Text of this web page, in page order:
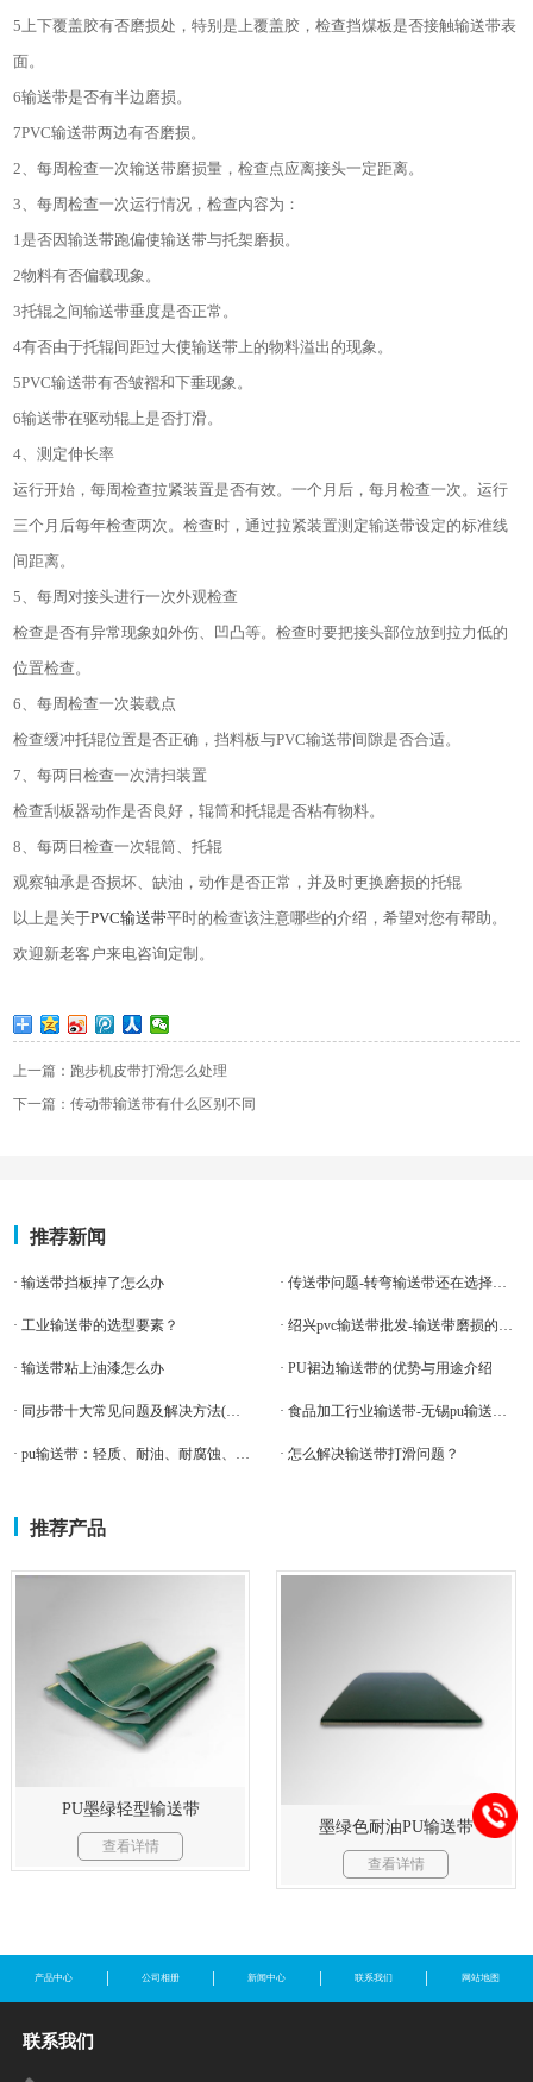
5 上下覆盖胶有否磨损处，特别是上覆盖胶，检查挡煤板是否接触输送带表
面。
6输送带是否有半边磨损。
7PVC输送带两边有否磨损。
2 、每周检查一次输送带磨损量，检查点应离接头一定距离。
3 、每周检查一次运行情况，检查内容为：
1 是否因输送带跑偏使输送带与托架磨损。
2物料有否偏载现象。
3托辊之间输送带垂度是否正常。
4有否由于托辊间距过大使输送带上的物料溢出的现象。
5PVC输送带有否皱褶和下垂现象。
6输送带在驱动辊上是否打滑。
4 、测定伸长率
运行开始，每周检查拉紧装置是否有效。一个月后，每月检查一次。运行
三个月后每年检查两次。检查时，通过拉紧装置测定输送带设定的标准线
间距离。
5 、每周对接头进行一次外观检查
检查是否有异常现象如外伤、凹凸等。检查时要把接头部位放到拉力低的
位置检查。
6 、每周检查一次装载点
检查缓冲托辊位置是否正确，挡料板与PVC输送带间隙是否合适。
7 、每两日检查一次清扫装置
检查刮板器动作是否良好，辊筒和托辊是否粘有物料。
8 、每两日检查一次辊筒、托辊
观察轴承是否损坏、缺油，动作是否正常，并及时更换磨损的托辊
以上是关于PVC输送带平时的检查该注意哪些的介绍，希望对您有帮助。
欢迎新老客户来电咨询定制。
上一篇：跑步机皮带打滑怎么处理
下一篇：传动带输送带有什么区别不同
推荐新闻
· 输送带挡板掉了怎么办 · 传送带问题-转弯输送带还在选择常规输送带？已经out了！
· 工业输送带的选型要素？ · 绍兴pvc输送带批发-输送带磨损的原因
· 输送带粘上油漆怎么办 · PU裙边输送带的优势与用途介绍
· 同步带十大常见问题及解决方法(干货必藏） · 食品加工行业输送带-无锡pu输送带厂
· pu输送带：轻质、耐油、耐腐蚀、耐磨、易清洗，广泛应用于各个 · 怎么解决输送带打滑问题？
推荐产品
PU墨绿轻型输送带
查看详情
墨绿色耐油PU输送带
查看详情
产品中心 公司相册 新闻中心 联系我们 网站地图
联系我们